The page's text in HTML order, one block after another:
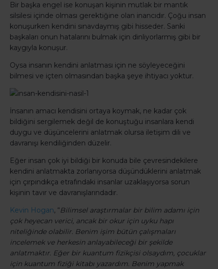
Bir başka engel ise konuşan kişinin mutlak bir mantık
silsilesi içinde olması gerektiğine olan inancıdır. Çoğu insan
konuşurken kendini sınavdaymış gibi hisseder. Sanki
başkaları onun hatalarını bulmak için dinliyorlarmış gibi bir
kaygıyla konuşur.
Oysa insanın kendini anlatması için ne söyleyeceğini
bilmesi ve içten olmasından başka şeye ihtiyacı yoktur.
İnsanın amacı kendisini ortaya koymak, ne kadar çok
bildiğini sergilemek değil de konuştuğu insanlara kendi
duygu ve düşüncelerini anlatmak olursa iletişim dili ve
davranışı kendiliğinden düzelir.
Eğer insan çok iyi bildiği bir konuda bile çevresindekilere
kendini anlatmakta zorlanıyorsa düşündüklerini anlatmak
için çırpındıkça etrafındaki insanlar uzaklaşıyorsa sorun
kişinin tavır ve davranışlarındadır.
Kevin Hogan, “Bilimsel araştırmalar bir bilim adamı için
çok heyecan verici, ancak bir okur için uyku hapı
niteliğinde olabilir. Benim işim bütün çalışmaları
incelemek ve herkesin anlayabileceği bir şekilde
anlatmaktır. Eğer bir kuantum fizikçisi olsaydım, çocuklar
için kuantum fiziği kitabı yazardım. Benim yapmak